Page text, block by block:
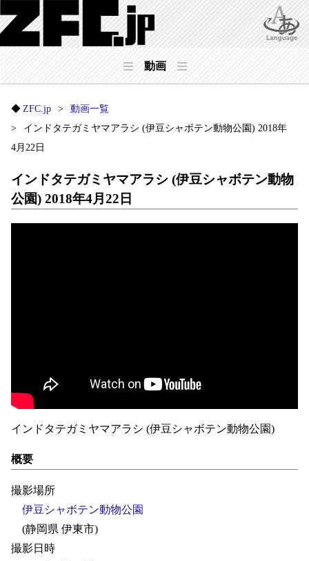
動画
ZFC.jp
動画一覧
インドタテガミヤマアラシ (伊豆シャボテン動物公園) 2018年
4月22日
インドタテガミヤマアラシ (伊豆シャボテン動物
公園) 2018年4月22日
インドタテガミヤマアラシ (伊豆シャボテン動物公園)
概要
撮影場所
伊豆シャボテン動物公園
(静岡県 伊東市)
撮影日時